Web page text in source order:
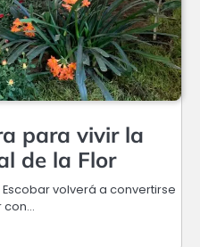
para vivir la
de la Flor
volverá a convertirse
con…